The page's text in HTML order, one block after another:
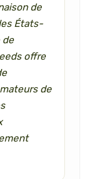
de
États-
de
offre
de